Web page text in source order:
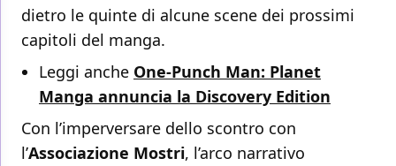
dietro le quinte di alcune scene dei prossimi
capitoli del manga.
Leggi anche One-Punch Man: Planet
Manga annuncia la Discovery Edition
Con l’imperversare dello scontro con
l’Associazione Mostri, l’arco narrativo